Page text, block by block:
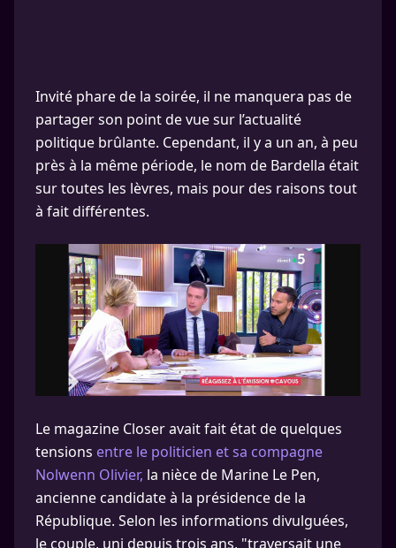
Invité phare de la soirée, il ne manquera pas de
partager son point de vue sur l’actualité
politique brûlante. Cependant, il y a un an, à peu
près à la même période, le nom de Bardella était
sur toutes les lèvres, mais pour des raisons tout
à fait différentes.
Le magazine Closer avait fait état de quelques
tensions entre le politicien et sa compagne
Nolwenn Olivier, la nièce de Marine Le Pen,
ancienne candidate à la présidence de la
République. Selon les informations divulguées,
le couple, uni depuis trois ans, "traversait une